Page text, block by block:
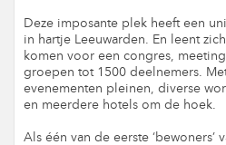
Deze imposante plek heeft een
in hartje Leeuwarden. En leent
komen voor een congres,
groepen tot 1500 deelnemers.
evenementen pleinen, diverse
en meerdere hotels om de hoek.
Als één van de eerste